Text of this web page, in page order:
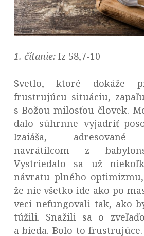
1. čítanie: Iz 58,7-10
Svetlo, ktoré dokáže
frustrujúcu situáciu,
s Božou milosťou človek.
dalo súhrnne vyjadriť
Izaiáša, adresované
navrátilcom z
Vystriedalo sa už
návratu plného
že nie všetko ide ako po
veci nefungovali tak, ako
túžili. Snažili sa o
a bieda. Bolo to